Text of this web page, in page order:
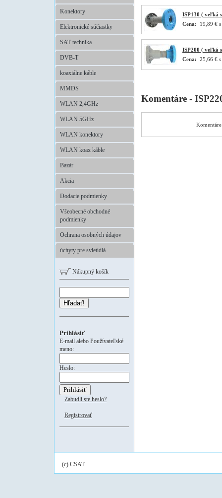
Konektory
Elektronické súčiastky
SAT technika
DVB-T
koaxiálne káble
MMDS
WLAN 2,4GHz
WLAN 5GHz
WLAN konektory
WLAN koax káble
Bazár
Akcia
Dodacie podmienky
Všeobecné obchodné
podmienky
Ochrana osobných údajov
úchyty pre svietidlá
Nákupný košík
Hľadať!
Prihlásiť
E-mail alebo Používateľské
meno:
Heslo:
Zabudli ste heslo?
Registrovať
ISP130 ( veľká
Cena: 19,89 €
ISP200 ( veľká
Cena: 25,66 €
Komentáre -
(c) CSAT